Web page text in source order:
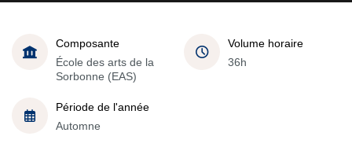
Composante
École des arts de la
Sorbonne (EAS)
Volume horaire
36h
Période de l'année
Automne